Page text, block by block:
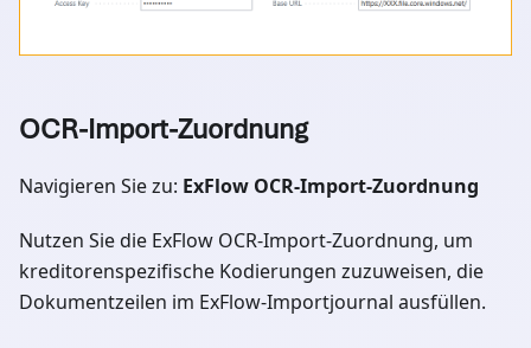
OCR-Import-Zuordnung
Navigieren Sie zu: ExFlow OCR-Import-Zuordnung
Nutzen Sie die ExFlow OCR-Import-Zuordnung, um
kreditorenspezifische Kodierungen zuzuweisen, die
Dokumentzeilen im ExFlow-Importjournal ausfüllen.